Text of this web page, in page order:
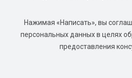
Нажимая «Написать», вы
персональных данных в целях
предоставления